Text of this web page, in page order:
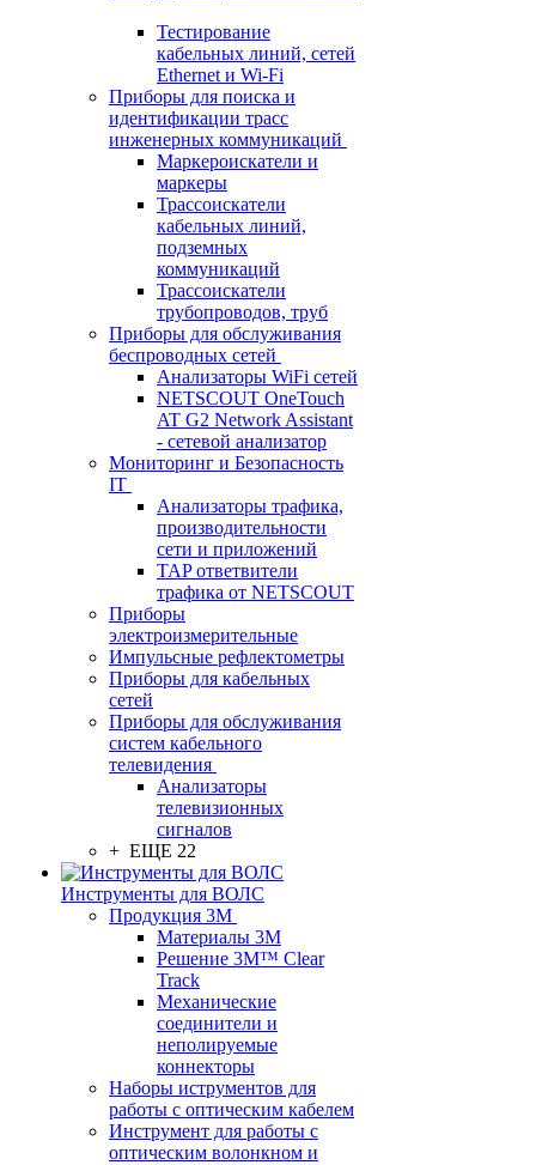
Тестирование
кабельных линий, сетей
Ethernet и Wi-Fi
Приборы для поиска и
идентификации трасс
инженерных коммуникаций
Маркероискатели и
маркеры
Трассоискатели
кабельных линий,
подземных
коммуникаций
Трассоискатели
трубопроводов, труб
Приборы для обслуживания
беспроводных сетей
Анализаторы WiFi сетей
NETSCOUT OneTouch
AT G2 Network Assistant
- сетевой анализатор
Мониторинг и Безопасность
IT
Анализаторы трафика,
производительности
сети и приложений
TAP ответвители
трафика от NETSCOUT
Приборы
электроизмерительные
Импульсные рефлектометры
Приборы для кабельных
сетей
Приборы для обслуживания
систем кабельного
телевидения
Анализаторы
телевизионных
сигналов
+ ЕЩЕ 22
Инструменты для ВОЛС
Продукция 3M
Материалы 3М
Решение 3M™ Clear
Track
Механические
соединители и
неполируемые
коннекторы
Наборы иструментов для
работы с оптическим кабелем
Инструмент для работы с
оптическим волонкном и